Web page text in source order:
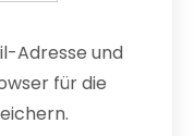
Adresse und
für die